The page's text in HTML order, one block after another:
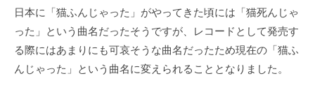
日本に「猫ふんじゃった」がやってきた頃には「猫死んじゃ
った」という曲名だったそうですが、レコードとして発売す
る際にはあまりにも可哀そうな曲名だったため現在の「猫ふ
んじゃった」という曲名に変えられることとなりました。